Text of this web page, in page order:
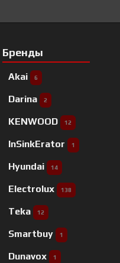
Бренды
Akai 6
Darina 2
KENWOOD 12
InSinkErator 1
Hyundai 14
Electrolux 138
Teka 12
Smartbuy 1
Dunavox 1